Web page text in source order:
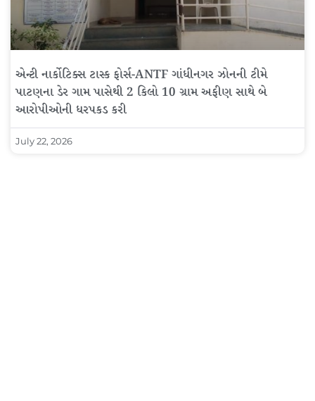
એન્ટી નાર્કોટિક્સ ટાસ્ક ફોર્સ-ANTF ગાંધીનગર ઝોનની ટીમે
પાટણના ડેર ગામ પાસેથી 2 કિલો 10 ગ્રામ અફીણ સાથે બે
આરોપીઓની ધરપકડ કરી
July 22, 2026